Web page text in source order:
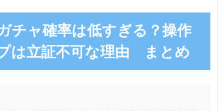
チャ確率は低すぎる？操作
は立証不可な理由 まとめ